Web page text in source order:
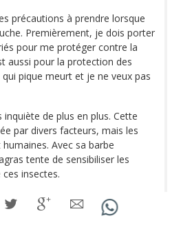
précautions à prendre lorsque
Premièrement, je dois porter
pour me protéger contre la
aussi pour la protection des
pique meurt et je ne veux pas
inquiète de plus en plus. Cette
par divers facteurs, mais les
Avec sa barbe
tente de sensibiliser les
ces insectes.